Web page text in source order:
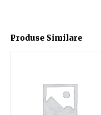
Produse Similare